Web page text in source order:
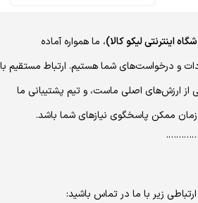
اینترنتی لیکو کالا)، ما همواره آماده
و درخواست‌های شما هستیم. ارتباط مستقیم با
از ارزش‌های اصلی ماست، و تیم پشتیبانی ما
ممکن پاسخگوی نیازهای شما باشد.
زیر با ما در تماس باشید: